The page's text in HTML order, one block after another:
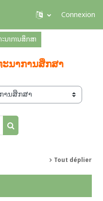
Connexion
ນາການສຶກສາ
ນາການສຶກສາ
Rechercher des cours
Tout déplier